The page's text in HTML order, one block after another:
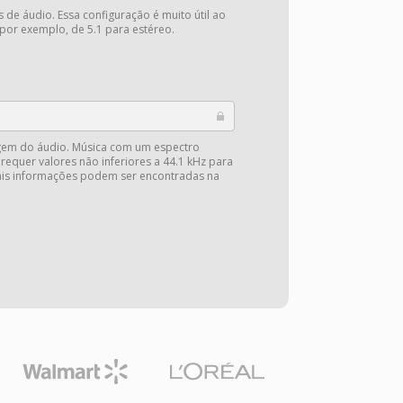
de áudio. Essa configuração é muito útil ao
exemplo, de 5.1 para estéreo.
do áudio. Música com um espectro
valores não inferiores a 44.1 kHz para
informações podem ser encontradas na